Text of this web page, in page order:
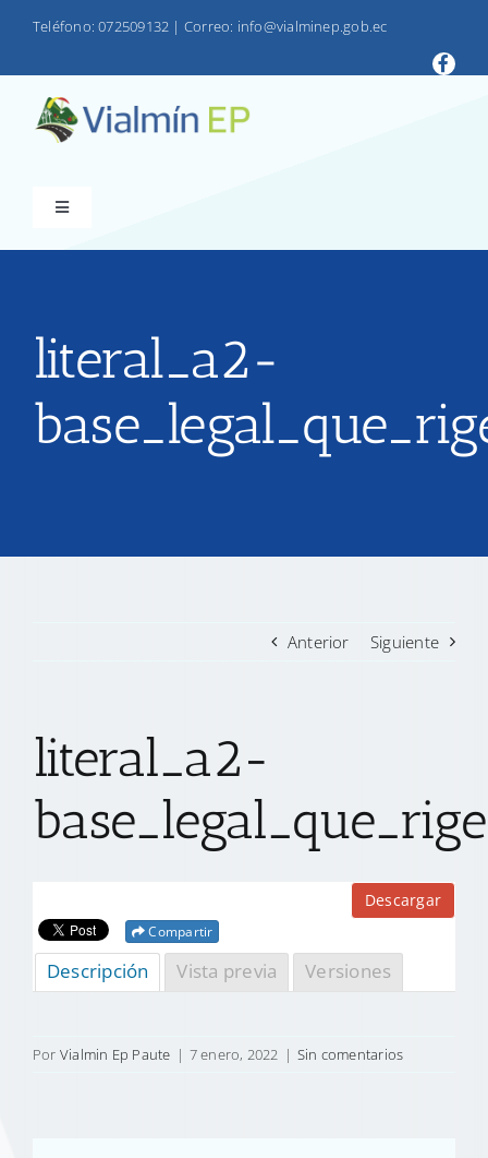
Teléfono: 072509132 | Correo: info@vialminep.gob.ec
Toggle
Navigation
VIALMIN
PRODUCTOS
TRANSPARENCIA
CONTACTO
literal_a2-
Anterior Siguiente
literal_a2-
Descargar
Compartir
Descripción Vista previa Versiones
Por Vialmin Ep Paute | 7 enero, 2022 | Sin comentarios